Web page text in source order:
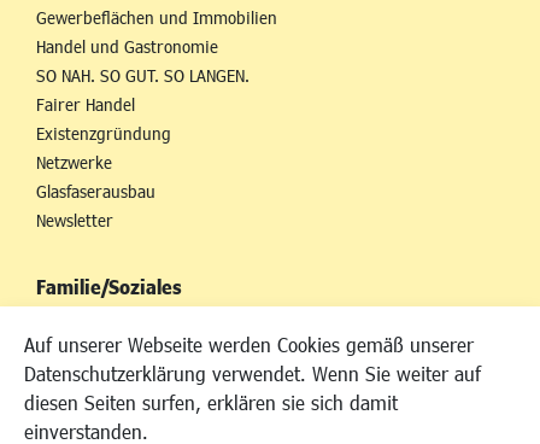
Auf unserer Webseite werden Cookies gemäß unserer
Datenschutzerklärung verwendet. Wenn Sie weiter auf
diesen Seiten surfen, erklären sie sich damit
einverstanden.
Gewerbeflächen und Immobilien
Handel und Gastronomie
SO NAH. SO GUT. SO LANGEN.
Fairer Handel
Existenzgründung
Netzwerke
Glasfaserausbau
Newsletter
Familie/Soziales
Kinderbetreuung
Kinder und Jugend
Institutionen für Familien
Frauen